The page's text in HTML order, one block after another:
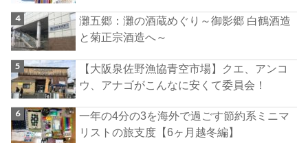
灘五郷：灘の酒蔵めぐり～御影郷 白鶴酒造
と菊正宗酒造へ～
【大阪泉佐野漁協青空市場】クエ、アンコ
ウ、アナゴがこんなに安くて委員会！
一年の4分の3を海外で過ごす節約系ミニマ
リストの旅支度【6ヶ月越冬編】